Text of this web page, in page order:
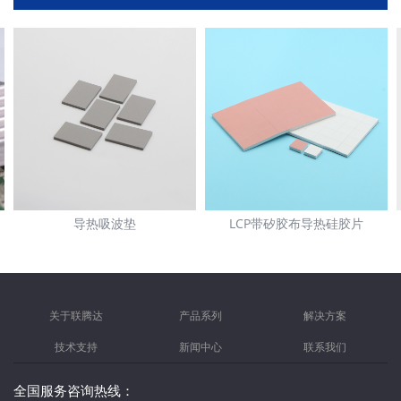
导热吸波垫 LCP带矽胶布导热硅胶片
关于联腾达 产品系列 解决方案
技术支持 新闻中心 联系我们
全国服务咨询热线：